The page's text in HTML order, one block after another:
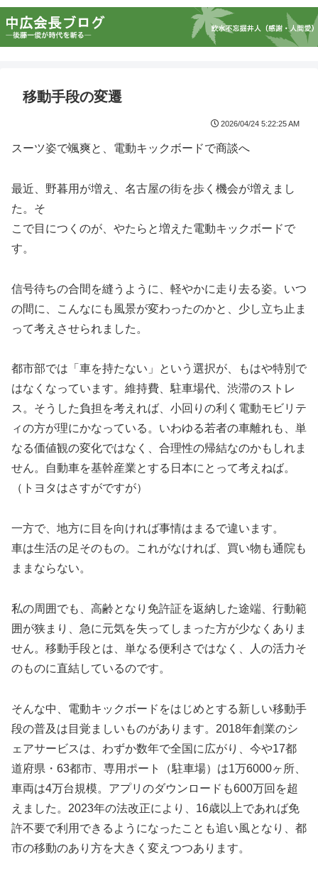
移動手段の変遷
2026/04/24 5:22:25 AM
スーツ姿で颯爽と、電動キックボードで商談へ
最近、野暮用が増え、名古屋の街を歩く機会が増えまし
た。そ
こで目につくのが、やたらと増えた電動キックボードで
す。
信号待ちの合間を縫うように、軽やかに走り去る姿。いつ
の間に、こんなにも風景が変わったのかと、少し立ち止ま
って考えさせられました。
都市部では「車を持たない」という選択が、もはや特別で
はなくなっています。維持費、駐車場代、渋滞のストレ
ス。そうした負担を考えれば、小回りの利く電動モビリテ
ィの方が理にかなっている。いわゆる若者の車離れも、単
なる価値観の変化ではなく、合理性の帰結なのかもしれま
せん。自動車を基幹産業とする日本にとって考えねば。
（トヨタはさすがですが）
一方で、地方に目を向ければ事情はまるで違います。
車は生活の足そのもの。これがなければ、買い物も通院も
ままならない。
私の周囲でも、高齢となり免許証を返納した途端、行動範
囲が狭まり、急に元気を失ってしまった方が少なくありま
せん。移動手段とは、単なる便利さではなく、人の活力そ
のものに直結しているのです。
そんな中、電動キックボードをはじめとする新しい移動手
段の普及は目覚ましいものがあります。2018年創業のシ
ェアサービスは、わずか数年で全国に広がり、今や17都
道府県・63都市、専用ポート（駐車場）は1万6000ヶ所、
車両は4万台規模。アプリのダウンロードも600万回を超
えました。2023年の法改正により、16歳以上であれば免
許不要で利用できるようになったことも追い風となり、都
市の移動のあり方を大きく変えつつあります。